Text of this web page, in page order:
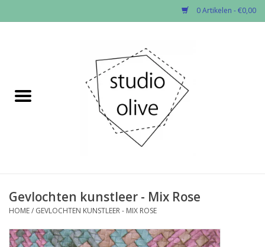
0 Artikelen - €0,00
✂︎Nieuw
Fournituren
Gevlochten kunstleer - Mix Rose
HOME/ GEVLOCHTEN KUNSTLEER - MIX ROSE